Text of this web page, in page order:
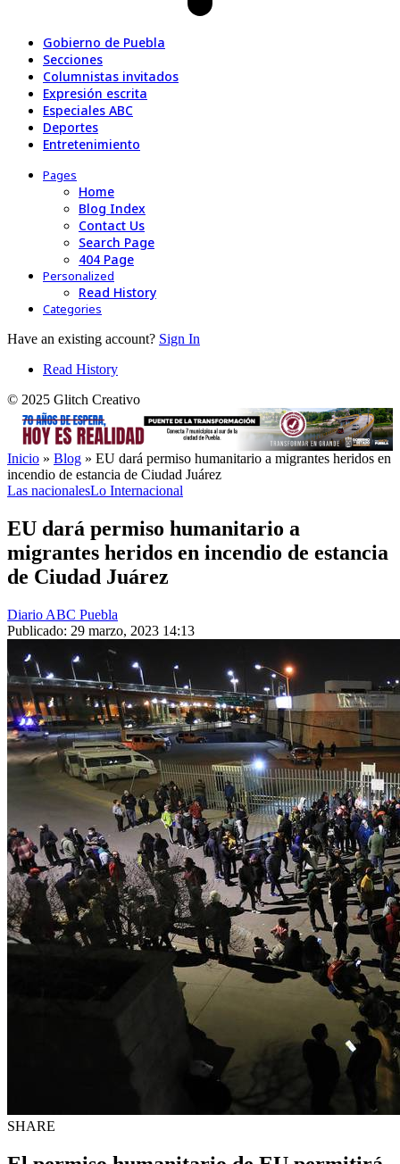
Gobierno de Puebla
Secciones
Columnistas invitados
Expresión escrita
Especiales ABC
Deportes
Entretenimiento
Pages
Home
Blog Index
Contact Us
Search Page
404 Page
Personalized
Read History
Categories
Have an existing account? Sign In
Read History
© 2025 Glitch Creativo
Inicio » Blog » EU dará permiso humanitario a migrantes heridos en
incendio de estancia de Ciudad Juárez
Las nacionalesLo Internacional
EU dará permiso humanitario a
migrantes heridos en incendio de estancia
de Ciudad Juárez
Diario ABC Puebla
Publicado: 29 marzo, 2023 14:13
SHARE